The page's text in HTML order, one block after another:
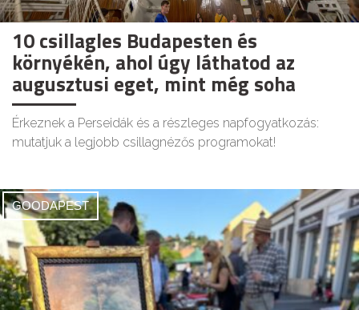
10 csillagles Budapesten és
környékén, ahol úgy láthatod az
augusztusi eget, mint még soha
Érkeznek a Perseidák és a részleges napfogyatkozás:
mutatjuk a legjobb csillagnézős programokat!
GOODAPEST